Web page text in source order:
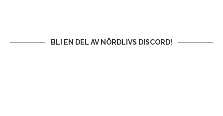
BLI EN DEL AV NÖRDLIVS DISCORD!